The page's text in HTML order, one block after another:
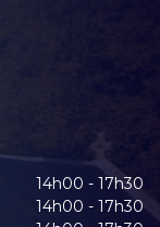
14h00 - 17h30
14h00 - 17h30